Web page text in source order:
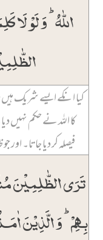
اللّٰہُ ؕ وَ لَوۡ
کیا انکے ایسے شریک
کا اللہ نے حکم نہیں
فیصلہ کر دیا جاتا۔
تَرَی الظّٰلِمِیۡنَ
بِہِمۡ ؕ وَ الَّذِیۡنَ